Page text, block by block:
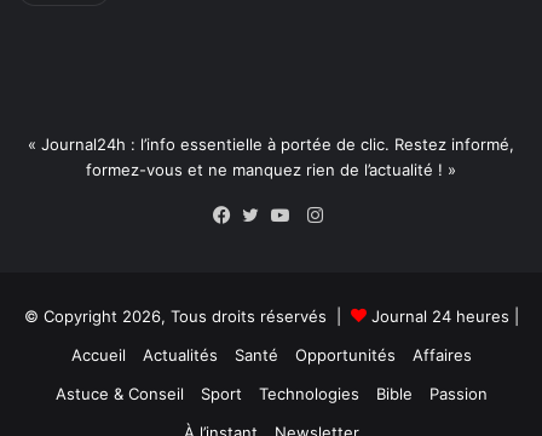
« Journal24h : l’info essentielle à portée de clic. Restez informé,
formez-vous et ne manquez rien de l’actualité ! »
Instagram
© Copyright 2026, Tous droits réservés | Journal 24 heures
Accueil
Actualités Santé Opportunités
Affaires
Astuce & Conseil
Sport Technologies Bible
Passion